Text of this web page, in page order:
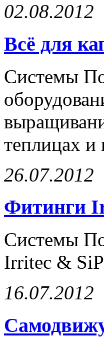
02.08.2012
Всё для
Системы
теплицах и
26.07.2012
Фитинги
Системы
Irritec &
16.07.2012